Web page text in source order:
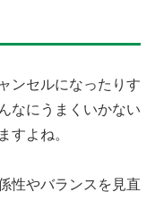
ンセルになったりす
なにうまくいかない
すよね。
性やバランスを見直